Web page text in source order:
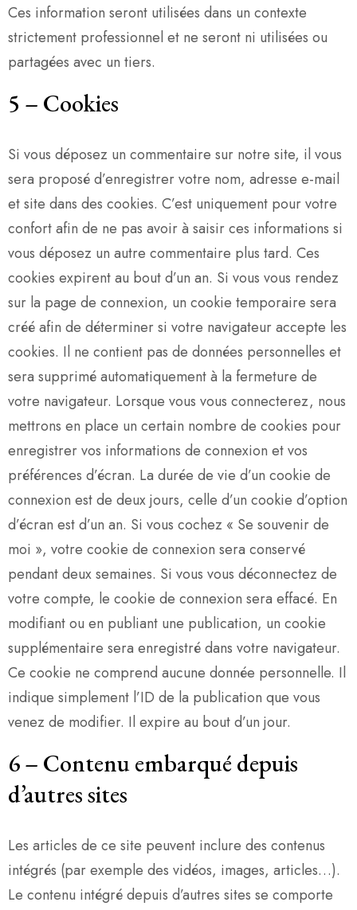
Ces information seront utilisées dans un contexte
strictement professionnel et ne seront ni utilisées ou
partagées avec un tiers.
5 – Cookies
Si vous déposez un commentaire sur notre site, il vous
sera proposé d’enregistrer votre nom, adresse e-mail
et site dans des cookies. C’est uniquement pour votre
confort afin de ne pas avoir à saisir ces informations si
vous déposez un autre commentaire plus tard. Ces
cookies expirent au bout d’un an. Si vous vous rendez
sur la page de connexion, un cookie temporaire sera
créé afin de déterminer si votre navigateur accepte les
cookies. Il ne contient pas de données personnelles et
sera supprimé automatiquement à la fermeture de
votre navigateur. Lorsque vous vous connecterez, nous
mettrons en place un certain nombre de cookies pour
enregistrer vos informations de connexion et vos
préférences d’écran. La durée de vie d’un cookie de
connexion est de deux jours, celle d’un cookie d’option
d’écran est d’un an. Si vous cochez « Se souvenir de
moi », votre cookie de connexion sera conservé
pendant deux semaines. Si vous vous déconnectez de
votre compte, le cookie de connexion sera effacé. En
modifiant ou en publiant une publication, un cookie
supplémentaire sera enregistré dans votre navigateur.
Ce cookie ne comprend aucune donnée personnelle. Il
indique simplement l’ID de la publication que vous
venez de modifier. Il expire au bout d’un jour.
6– Contenu embarqué depuis
d’autres sites
Les articles de ce site peuvent inclure des contenus
intégrés (par exemple des vidéos, images, articles…).
Le contenu intégré depuis d’autres sites se comporte